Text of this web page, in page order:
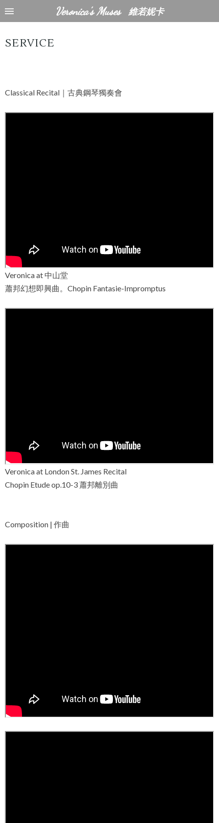
Veronica's Muses 維若妮卡
SERVICE
Classical Recital｜古典鋼琴獨奏會
Veronica at 中山堂
蕭邦幻想即興曲。Chopin Fantasie-Impromptus
Veronica at London St. James Recital
Chopin Etude op.10-3 蕭邦離別曲
Composition | 作曲